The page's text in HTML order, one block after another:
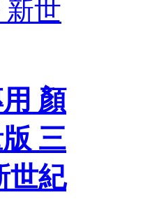
顏
三
世紀